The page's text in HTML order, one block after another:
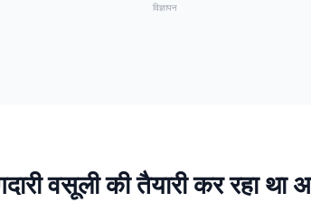
विज्ञापन
वसूली की तैयारी कर रहा